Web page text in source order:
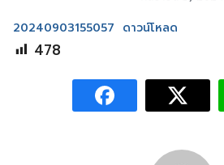
20240903155057 ดาวน์โหลด
478